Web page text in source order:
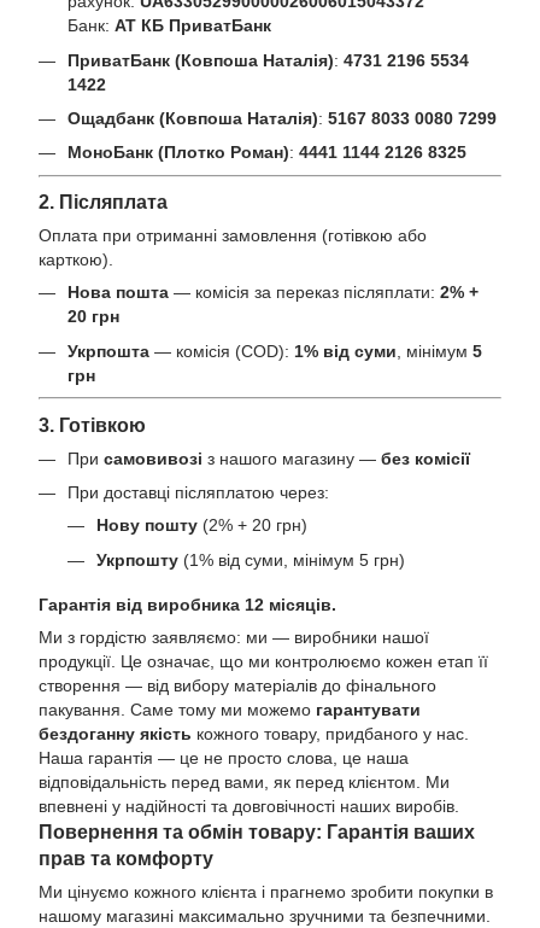
Банк: АТ КБ ПриватБанк
ПриватБанк (Ковпоша Наталія): 4731 2196 5534
1422
Ощадбанк (Ковпоша Наталія): 5167 8033 0080 7299
МоноБанк (Плотко Роман): 4441 1144 2126 8325
2. Післяплата
Оплата при отриманні замовлення (готівкою або
карткою).
Нова пошта — комісія за переказ післяплати: 2% +
20 грн
Укрпошта — комісія (COD): 1% від суми , мінімум 5
грн
3. Готівкою
При самовивозі з нашого магазину — без комісії
При доставці післяплатою через:
Нову пошту (2% + 20 грн)
Укрпошту (1% від суми, мінімум 5 грн)
Гарантія від виробника 12 місяців.
Ми з гордістю заявляємо: ми — виробники нашої
продукції. Це означає, що ми контролюємо кожен етап її
створення — від вибору матеріалів до фінального
пакування. Саме тому ми можемо гарантувати
бездоганну якість кожного товару, придбаного у нас.
Наша гарантія — це не просто слова, це наша
відповідальність перед вами, як перед клієнтом. Ми
впевнені у надійності та довговічності наших виробів.
Повернення та обмін товару: Гарантія ваших
прав та комфорту
Ми цінуємо кожного клієнта і прагнемо зробити покупки в
нашому магазині максимально зручними та безпечними.